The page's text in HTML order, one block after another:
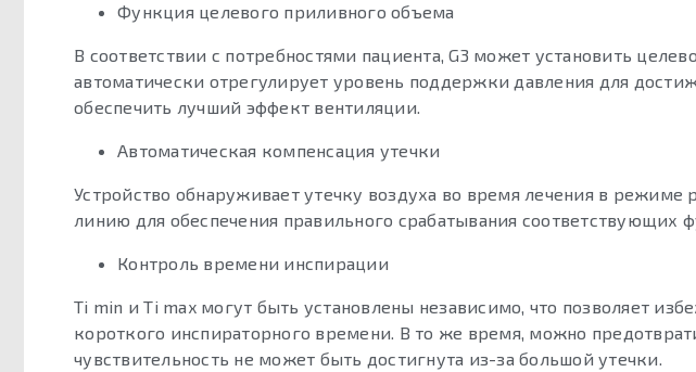
Функция целевого приливного объема
В соответствии с потребностями пациента, G3 может установить
автоматически отрегулирует уровень поддержки давления для
обеспечить лучший эффект вентиляции.
Автоматическая компенсация утечки
Устройство обнаруживает утечку воздуха во время лечения в режиме
линию для обеспечения правильного срабатывания соответствующих
Контроль времени инспирации
Ti min и Ti max могут быть установлены независимо, что позволяет
короткого инспираторного времени. В то же время, можно
чувствительность не может быть достигнута из-за большой утечки.